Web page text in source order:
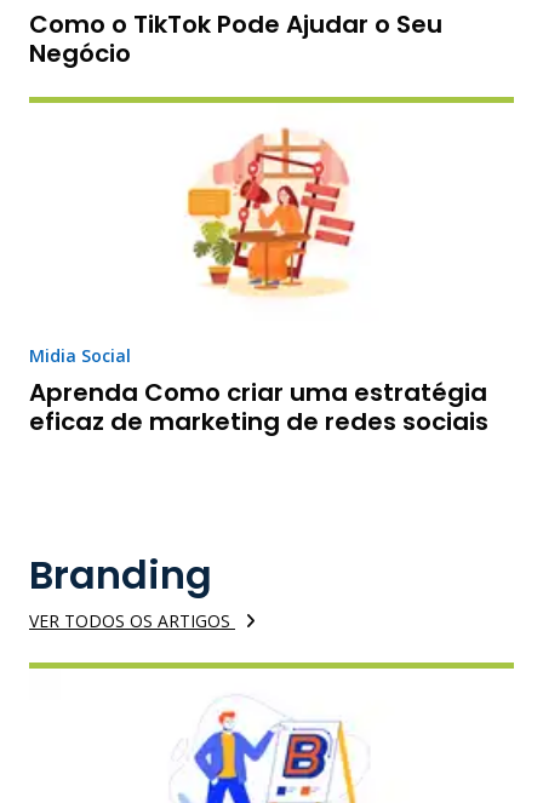
Como o TikTok Pode Ajudar o Seu
Negócio
Midia Social
Aprenda Como criar uma estratégia
eficaz de marketing de redes sociais
Branding
VER TODOS OS ARTIGOS